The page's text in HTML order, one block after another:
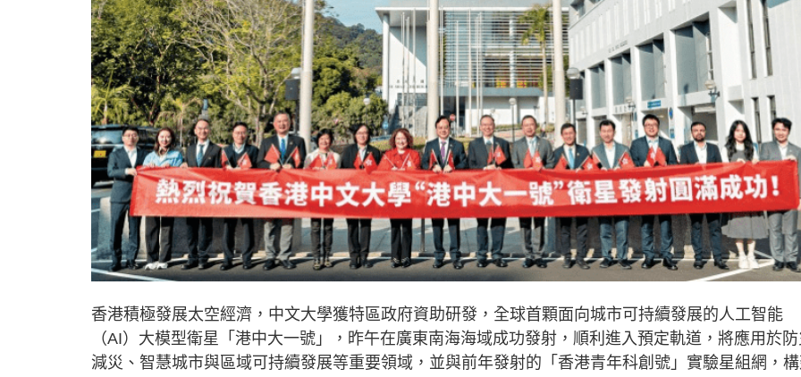
香港積極發展太空經濟，中文大學獲特區政府資助研發，全球首顆面向城市可持續發展的人工智能
（AI）大模型衛星「港中大一號」，昨午在廣東南海海域成功發射，順利進入預定軌道，將應用於防
減災、智慧城市與區域可持續發展等重要領域，並與前年發射的「香港青年科創號」實驗星組網，